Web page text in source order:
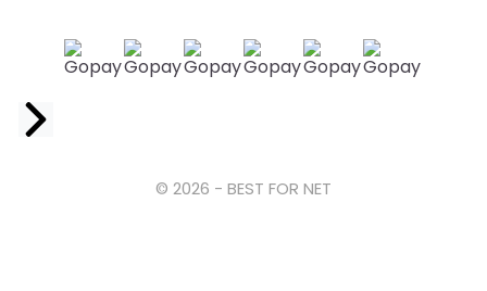
© 2026 - BEST FOR NET